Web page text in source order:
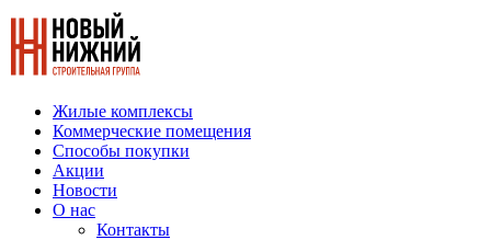
Жилые комплексы
Коммерческие помещения
Способы покупки
Акции
Новости
О нас
Контакты